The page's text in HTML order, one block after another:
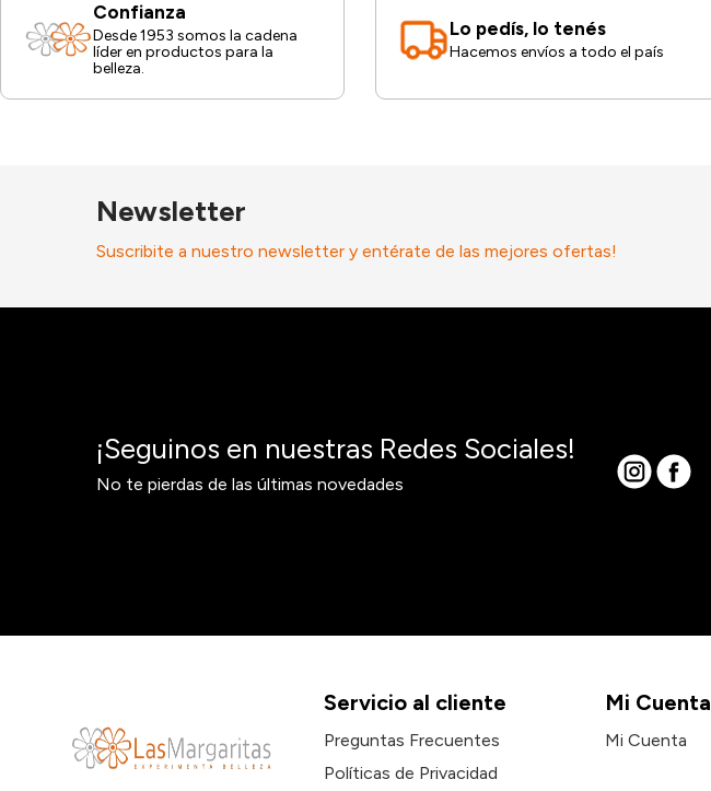
Confianza
Desde 1953 somos la cadena
líder en productos para la
belleza.
Lo pedís, lo tenés
Hacemos envíos a todo el país
Newsletter
Suscribite a nuestro newsletter y entérate de las mejores ofertas!
¡Seguinos en nuestras Redes Sociales!
No te pierdas de las últimas novedades
Servicio al cliente
Preguntas Frecuentes
Políticas de Privacidad
Mi Cuenta
Mi Cuenta